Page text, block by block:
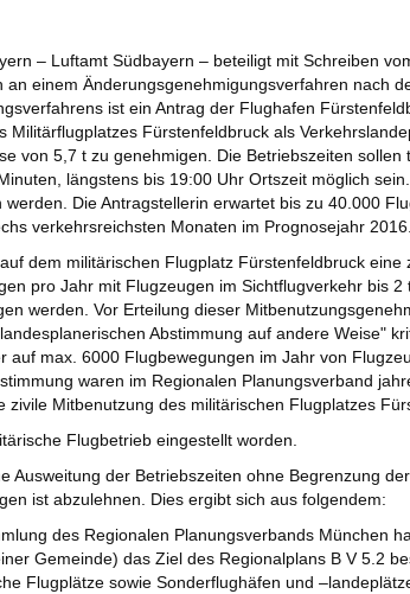
– Luftamt Südbayern – beteiligt mit Schreiben
an einem Änderungsgenehmigungsverfahren nach
ist ein Antrag der Flughafen
Militärflugplatzes Fürstenfeldbruck als
von 5,7 t zu genehmigen. Die Betriebszeiten sollen
längstens bis 19:00 Uhr Ortszeit möglich
Die Antragstellerin erwartet bis zu 40.000
verkehrsreichsten Monaten im Prognosejahr 2016.
dem militärischen Flugplatz Fürstenfeldbruck
pro Jahr mit Flugzeugen im Sichtflugverkehr bis 2
werden. Vor Erteilung dieser
Abstimmung auf andere Weise"
auf max. 6000 Flugbewegungen im Jahr von
waren im Regionalen Planungsverband
zivile Mitbenutzung des militärischen Flugplatzes
Flugbetrieb eingestellt worden.
Ausweitung der Betriebszeiten ohne Begrenzung
ist abzulehnen. Dies ergibt sich aus folgendem:
des Regionalen Planungsverbands München
Gemeinde) das Ziel des Regionalplans B V 5.2
Flugplätze sowie Sonderflughäfen und